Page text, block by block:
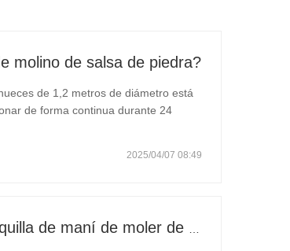
molino de salsa de piedra?
de 1,2 metros de diámetro está
de forma continua durante 24
2025/04/07 08:49